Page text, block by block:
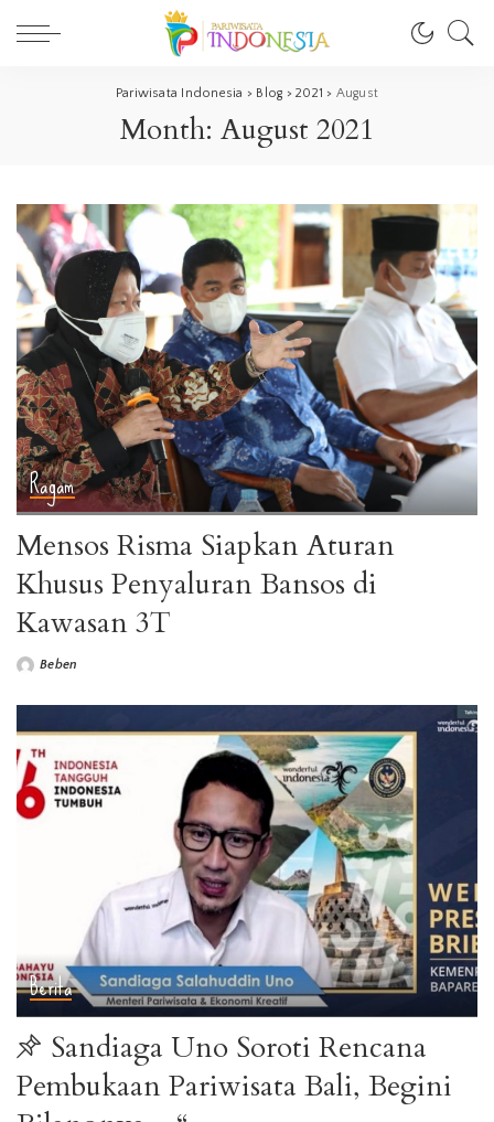
Pariwisata Indonesia > Blog >2021 > August
Month: August 2021
Ragam
Mensos Risma Siapkan Aturan
Khusus Penyaluran Bansos di
Kawasan 3T
PostedBeben
Berita
Sandiaga Uno Soroti Rencana
Pembukaan Pariwisata Bali, Begini